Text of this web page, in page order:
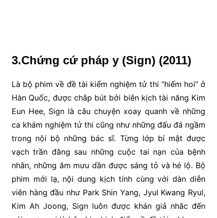
3.Chứng cứ pháp y (Sign) (2011)
Là bộ phim về đề tài kiểm nghiệm tử thi “hiếm hoi” ở
Hàn Quốc, được chắp bút bởi biên kịch tài năng Kim
Eun Hee, Sign là câu chuyện xoay quanh về những
ca khám nghiệm tử thi cũng như những đấu đá ngầm
trong nội bộ những bác sĩ. Từng lớp bí mật được
vạch trần đằng sau những cuộc tai nạn của bệnh
nhân, những âm mưu dần được sáng tỏ và hé lộ. Bộ
phim mới lạ, nội dung kịch tính cùng với dàn diễn
viên hàng đầu như Park Shin Yang, Jyul Kwang Ryul,
Kim Ah Joong, Sign luôn được khán giả nhắc đến